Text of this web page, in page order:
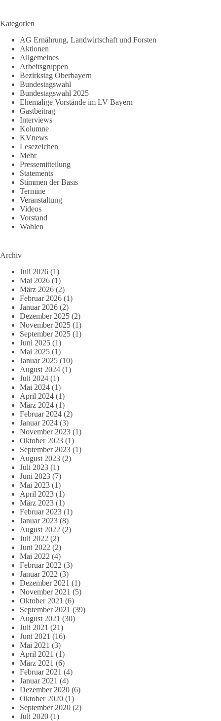
Kategorien
AG Ernährung, Landwirtschaft und Forsten
Aktionen
Allgemeines
Arbeitsgruppen
Bezirkstag Oberbayern
Bundestagswahl
Bundestagswahl 2025
Ehemalige Vorstände im LV Bayern
Gastbeitrag
Interviews
Kolumne
KVnews
Lesezeichen
Mehr
Pressemitteilung
Statements
Stimmen der Basis
Termine
Veranstaltung
Videos
Vorstand
Wahlen
Archiv
Juli 2026 (1)
Mai 2026 (1)
März 2026 (2)
Februar 2026 (1)
Januar 2026 (2)
Dezember 2025 (2)
November 2025 (1)
September 2025 (1)
Juni 2025 (1)
Mai 2025 (1)
Januar 2025 (10)
August 2024 (1)
Juli 2024 (1)
Mai 2024 (1)
April 2024 (1)
März 2024 (1)
Februar 2024 (2)
Januar 2024 (3)
November 2023 (1)
Oktober 2023 (1)
September 2023 (1)
August 2023 (2)
Juli 2023 (1)
Juni 2023 (7)
Mai 2023 (1)
April 2023 (1)
März 2023 (1)
Februar 2023 (1)
Januar 2023 (8)
August 2022 (2)
Juli 2022 (2)
Juni 2022 (2)
Mai 2022 (4)
Februar 2022 (3)
Januar 2022 (3)
Dezember 2021 (1)
November 2021 (5)
Oktober 2021 (6)
September 2021 (39)
August 2021 (30)
Juli 2021 (21)
Juni 2021 (16)
Mai 2021 (3)
April 2021 (1)
März 2021 (6)
Februar 2021 (4)
Januar 2021 (4)
Dezember 2020 (6)
Oktober 2020 (1)
September 2020 (2)
Juli 2020 (1)